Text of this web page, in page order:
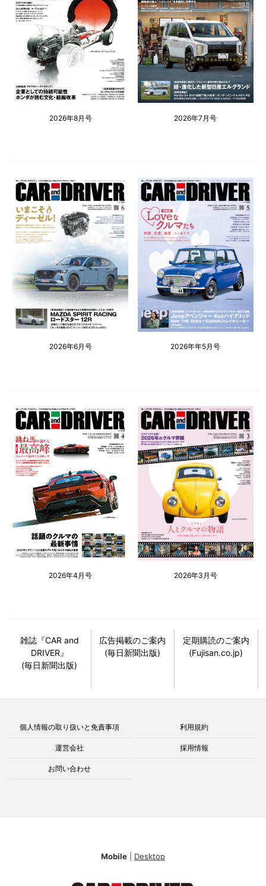
2026年8月号 2026年7月号
2026年6月号 2026年年5月号
2026年4月号 2026年3月号
雑誌『CAR and
DRIVER』
(毎日新聞出版)
広告掲載のご案内
(毎日新聞出版)
定期購読のご案内
(Fujisan.co.jp)
個人情報の取り扱いと免責事項 利用規約
運営会社 採用情報
お問い合わせ
Mobile Desktop